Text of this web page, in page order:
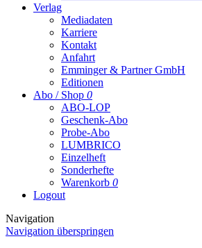
Verlag
Mediadaten
Karriere
Kontakt
Anfahrt
Emminger & Partner GmbH
Editionen
Abo / Shop 0
ABO-LOP
Geschenk-Abo
Probe-Abo
LUMBRICO
Einzelheft
Sonderhefte
Warenkorb 0
Logout
Navigation
Navigation überspringen